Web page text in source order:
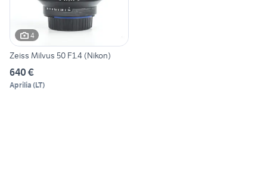
4
Zeiss Milvus 50 F1.4 (Nikon)
640 €
Aprilia (LT)